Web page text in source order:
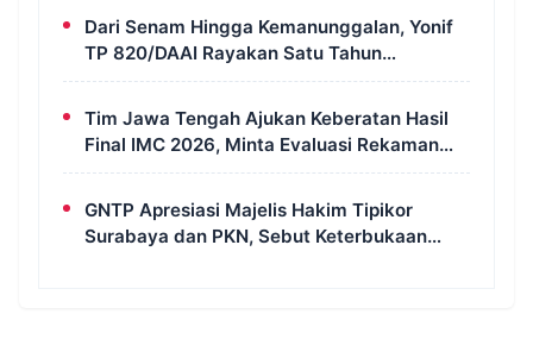
Dari Senam Hingga Kemanunggalan, Yonif
TP 820/DAAI Rayakan Satu Tahun
Pengabdian dengan Semangat
Tim Jawa Tengah Ajukan Keberatan Hasil
Final IMC 2026, Minta Evaluasi Rekaman
dan Scorecard Juri
GNTP Apresiasi Majelis Hakim Tipikor
Surabaya dan PKN, Sebut Keterbukaan